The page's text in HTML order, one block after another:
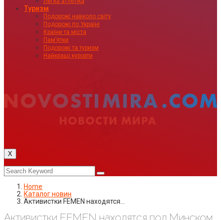
Туризм
Подорожі навколо світу
Подорожі по Україні
Країни та міста
Пам’ятки
Подорожі та туризм
Найкращі курорти
X
Home
Каталог новин
Активистки FEMEN находятся…
Активистки FEMEN находятся под Минском